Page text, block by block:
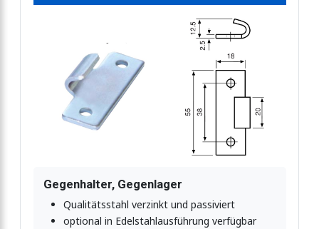
Gegenhalter, Gegenlager
Qualitätsstahl verzinkt und passiviert
optional in Edelstahlausführung verfügbar